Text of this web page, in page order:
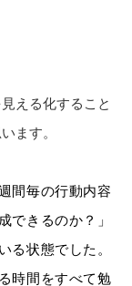
える化すること
ます。
間毎の行動内容
できるのか？」
る状態でした。
時間をすべて勉